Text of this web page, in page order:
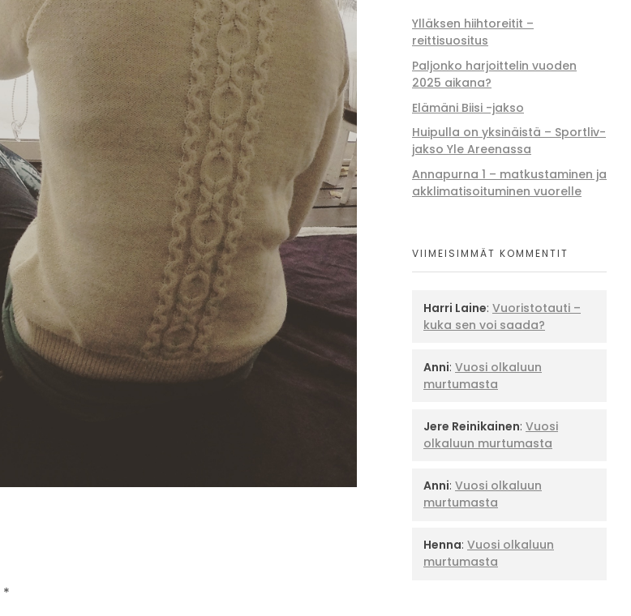
*
Ylläksen hiihtoreitit –
reittisuositus
Paljonko harjoittelin vuoden
2025 aikana?
Elämäni Biisi -jakso
Huipulla on yksinäistä – Sportliv-
jakso Yle Areenassa
Annapurna 1 – matkustaminen ja
akklimatisoituminen vuorelle
VIIMEISIMMÄT KOMMENTIT
Harri Laine: Vuoristotauti –
kuka sen voi saada?
Anni: Vuosi olkaluun
murtumasta
Jere Reinikainen: Vuosi
olkaluun murtumasta
Anni: Vuosi olkaluun
murtumasta
Henna: Vuosi olkaluun
murtumasta